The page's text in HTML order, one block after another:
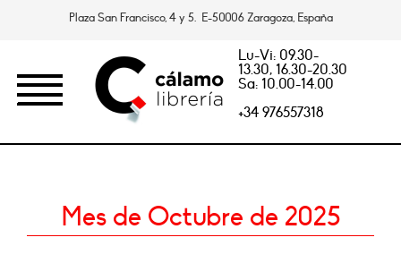
Plaza San Francisco, 4 y 5. E-50006 Zaragoza, España
Lu-Vi: 09.30-
13.30, 16.30-20.30
Sa: 10.00-14.00
+34 976557318
Mes de Octubre de 2025